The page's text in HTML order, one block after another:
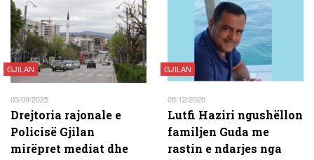
GJILAN
03/09/2025
Drejtoria rajonale e
Policisë Gjilan
mirëpret mediat dhe
GJILAN
05/12/2020
Lutfi Haziri ngushëllon
familjen Guda me
rastin e ndarjes nga